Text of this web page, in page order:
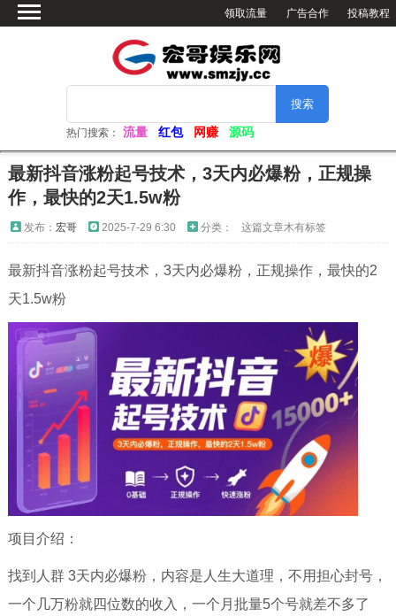
投稿教程
广告合作
领取流量
热门搜索： 流量 红包 网赚 源码
网站源码
电脑壁纸
最新抖音涨粉起号技术，3天内必爆粉，正规操
作，最快的2天1.5w粉
发布： 宏哥 2025-7-29 6:30 分类： 这篇文章木有标签
最新抖音涨粉起号技术，3天内必爆粉，正规操作，最快的2
天1.5w粉
项目介绍：
找到人群 3天内必爆粉，内容是人生大道理，不用担心封号，
一个几万粉就四位数的收入，一个月批量5个号就差不多了